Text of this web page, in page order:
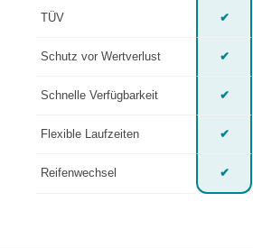
TÜV ✔
Schutz vor Wertverlust ✔
Schnelle Verfügbarkeit ✔
Flexible Laufzeiten ✔
Reifenwechsel ✔